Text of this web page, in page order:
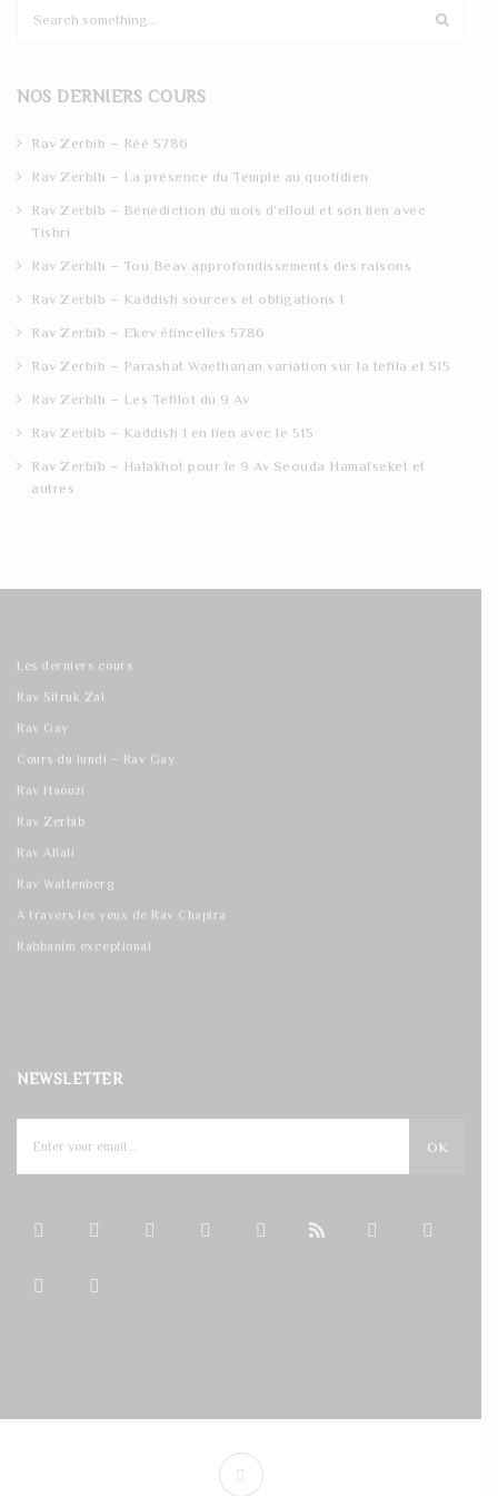
c
NOS DERNIERS COURS
Rav Zerbib – Réé 5786
Rav Zerbib – La présence du Temple au quotidien
Rav Zerbib – Bénédiction du mois d’elloul et son lien avec
Tishri
Rav Zerbib – Tou Beav approfondissements des raisons
Rav Zerbib – Kaddish sources et obligations 1
Rav Zerbib – Ekev étincelles 5786
Rav Zerbib – Parashat Waethanan variation sur la tefila et 515
Rav Zerbib – Les Tefilot du 9 Av
Rav Zerbib – Kaddish 1 en lien avec le 515
Rav Zerbib – Halakhot pour le 9 Av Seouda Hamafseket et
autres
Les derniers cours
Rav Sitruk Zal
Rav Gay
Cours du lundi – Rav Gay
Rav Haouzi
Rav Zerbib
Rav Allali
Rav Wattenberg
A travers les yeux de Rav Chapira
Rabbanim exceptional
NEWSLETTER
OK